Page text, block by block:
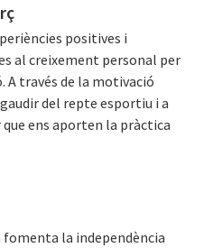
positives i
al creixement personal per
A través de la motivació
del repte esportiu i a
ens aporten la pràctica
la independència